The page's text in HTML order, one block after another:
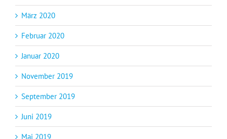
März 2020
Februar 2020
Januar 2020
November 2019
September 2019
Juni 2019
Mai 2019